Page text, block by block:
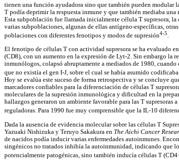
tienen una función ayudadora sino que también pueden modular
T podía deprimir la respuesta inmune y que también mediaba
Esta subpoblación fue llamada inicialmente célula T supresora,
varias subpoblaciones, algunas de ellas antígeno-específicas,
poblaciones con diferentes fenotipos y modos de supresión4-5.
El fenotipo de células T con actividad supresora se ha evaluado
(CD8), con un aumento en la expresión de Lyt-2. Sin embargo la
inmunólogos, colapsó abruptamente a mediados de 1980,
que no existía el gen I-J, sobre el cual se había asumido
Hoy se evalúa este suceso de forma retrospectiva y se concluye
marcadores confiables para la diferenciación de células T
moleculares de la supresión inmunológica y dificultad en la
hallazgos generaron un ambiente favorable para las T supresoras
reguladoras. Para 1990 fue muy comprensible que la IL-10
Dada la ausencia de evidencia molecular sobre las células T
Yazuaki Nishizuka y Teruyo Sakakura en The Aichi Cancer
de nacidos podía inducir varias enfermedades autoinmunes.
singénicos no tratados inhibía la autoinmunidad, indicando que
potencialmente patogénicas, sino también inducía células T